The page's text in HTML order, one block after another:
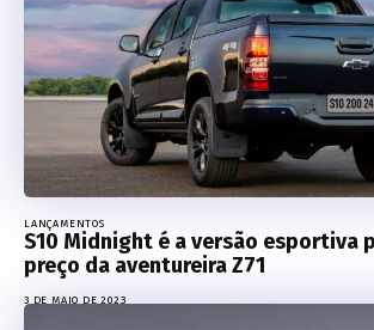
LANÇAMENTOS
S10 Midnight é a versão esportiva
preço da aventureira Z71
3 DE MAIO DE 2023